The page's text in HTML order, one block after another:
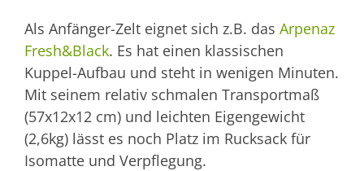
Als Anfänger-Zelt eignet sich z.B. das Arpenaz
Fresh&Black. Es hat einen klassischen
Kuppel-Aufbau und steht in wenigen Minuten.
Mit seinem relativ schmalen Transportmaß
(57x12x12 cm) und leichten Eigengewicht
(2,6kg) lässt es noch Platz im Rucksack für
Isomatte und Verpflegung.